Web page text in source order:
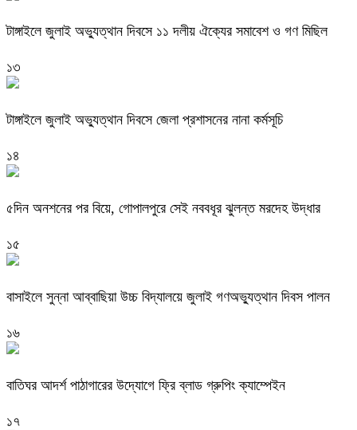
টাঙ্গাইলে জুলাই অভ্যুত্থান দিবসে ১১ দলীয় ঐক্যের সমাবেশ ও গণ মিছিল
১৩
টাঙ্গাইলে জুলাই অভ্যুত্থান দিবসে জেলা প্রশাসনের নানা কর্মসূচি
১৪
৫দিন অনশনের পর বিয়ে, গোপালপুরে সেই নববধূর ঝুলন্ত মরদেহ উদ্ধার
১৫
বাসাইলে সুন্না আব্বাছিয়া উচ্চ বিদ্যালয়ে জুলাই গণঅভ্যুত্থান দিবস পালন
১৬
বাতিঘর আদর্শ পাঠাগারের উদ্যোগে ফ্রি ব্লাড গ্রুপিং ক্যাম্পেইন
১৭